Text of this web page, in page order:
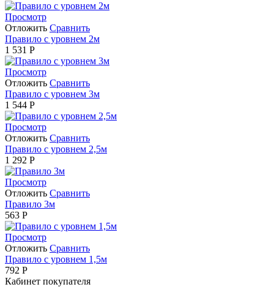
Просмотр
Отложить Сравнить
Правило с уровнем 2м
1 531 Р
Просмотр
Отложить Сравнить
Правило с уровнем 3м
1 544 Р
Просмотр
Отложить Сравнить
Правило с уровнем 2,5м
1 292 Р
Просмотр
Отложить Сравнить
Правило 3м
563 Р
Просмотр
Отложить Сравнить
Правило с уровнем 1,5м
792 Р
Кабинет покупателя